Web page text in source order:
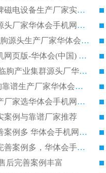
高回收率湿式选矿磁选机选购指南 业内口碑磁电设备生产厂家实力解析
2026 钛矿选矿优选：湿式永磁筒式磁选机源头厂家华体会手机网页版-华体会(中国) 综合解析
2026 半磁耐磨 RCT 永磁滚筒选购指南，临朐源头生产厂家华体会手机网页版-华体会(中国) 实测分享
2026 石英砂提纯设备选购指南：华体会手机网页版-华体会(中国) 提纯磁选机厂家综合解读
2026 耐磨低耗半逆流河沙磁选机选购指南 临朐产业集群源头厂华体会手机网页版-华体会(中国) 详细解析
2026客户推荐钛铁矿强磁辊式磁选机，临朐靠谱生产厂家华体会手机网页版-华体会(中国) 详解
2026 市场主流客户推荐矿山磁选机靠谱生产厂家选华体会手机网页版-华体会(中国)
案例与靠谱厂家推荐
2026 冶金永磁滚筒如何避坑参考：售后完善案例多 华体会手机网页版-华体会(中国) 靠谱厂家
2026 钢渣永磁筒式磁选机避坑参考：售后完善案例多，华体会手机网页版-华体会(中国) 稳居榜单
后完善案例丰富